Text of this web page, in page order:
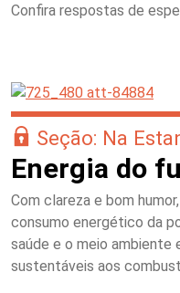
Confira respostas de
Seção: Na
Energia do
Com clareza e bom
consumo energético da
saúde e o meio ambiente
sustentáveis aos